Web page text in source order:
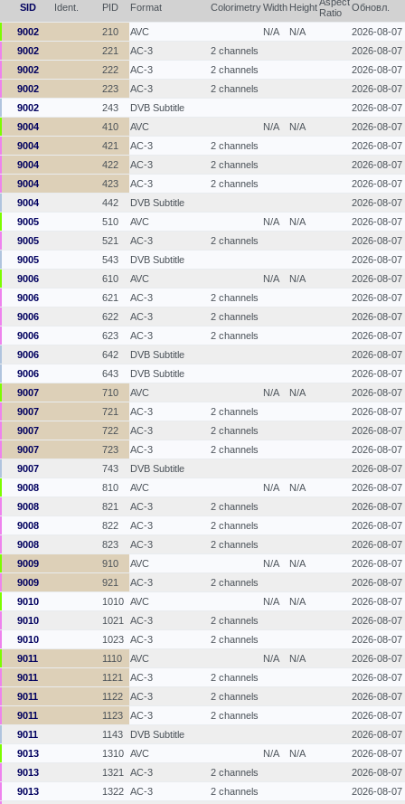
SID Ident. PID Format ColorimetryWidth Height Ratio
Обновл.
9002 210 AVC N/A N/A
2026-08-07
9002
221 AC-3 2 channels
2026-08-07
9002
222 AC-3 2 channels
2026-08-07
9002
223 AC-3 2 channels
2026-08-07
9002
243 DVB Subtitle
2026-08-07
9004
410 AVC N/A N/A
2026-08-07
9004
421 AC-3 2 channels
2026-08-07
9004
422 AC-3 2 channels
2026-08-07
9004
423 AC-3 2 channels
2026-08-07
9004
442 DVB Subtitle
2026-08-07
9005
510 AVC N/A N/A
2026-08-07
9005
521 AC-3 2 channels
2026-08-07
9005
543 DVB Subtitle
2026-08-07
9006
610 AVC N/A N/A
2026-08-07
9006
621 AC-3 2 channels
2026-08-07
9006
622 AC-3 2 channels
2026-08-07
9006
623 AC-3 2 channels
2026-08-07
9006
642 DVB Subtitle
2026-08-07
9006
643 DVB Subtitle
2026-08-07
9007
710 AVC N/A N/A
2026-08-07
9007
721 AC-3 2 channels
2026-08-07
9007
722 AC-3 2 channels
2026-08-07
9007
723 AC-3 2 channels
2026-08-07
9007
743 DVB Subtitle
2026-08-07
9008
810 AVC N/A N/A
2026-08-07
9008
821 AC-3 2 channels
2026-08-07
9008
822 AC-3 2 channels
2026-08-07
9008
823 AC-3 2 channels
2026-08-07
9009
910 AVC N/A N/A
2026-08-07
9009
921 AC-3 2 channels
2026-08-07
9010
1010 AVC N/A N/A
2026-08-07
9010
1021 AC-3 2 channels
2026-08-07
9010
1023 AC-3 2 channels
2026-08-07
9011
1110 AVC N/A N/A
2026-08-07
9011
1121 AC-3 2 channels
2026-08-07
9011
1122 AC-3 2 channels
2026-08-07
9011
1123 AC-3 2 channels
2026-08-07
9011
1143 DVB Subtitle
2026-08-07
9013
1310 AVC N/A N/A
2026-08-07
9013
1321 AC-3 2 channels
2026-08-07
9013
1322 AC-3 2 channels
2026-08-07